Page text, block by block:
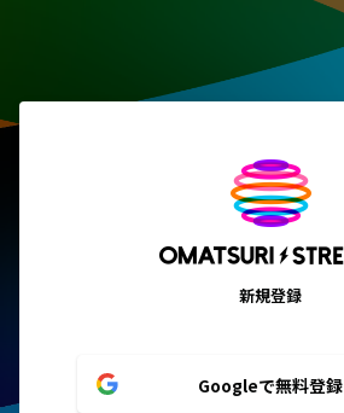
新規登録
Googleで無料登録